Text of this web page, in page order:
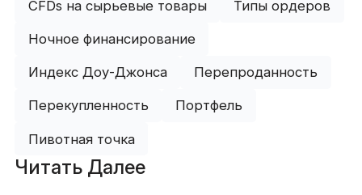
CFDs на сырьевые товары Типы ордеров
Ночное финансирование
Индекс Доу-Джонса Перепроданность
Перекупленность Портфель
Пивотная точка
Читать Далее